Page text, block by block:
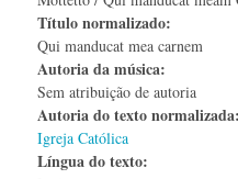
Título normalizado:
Qui manducat mea carnem
Autoria da música:
Sem atribuição de autoria
Autoria do texto
Igreja Católica
Língua do texto: